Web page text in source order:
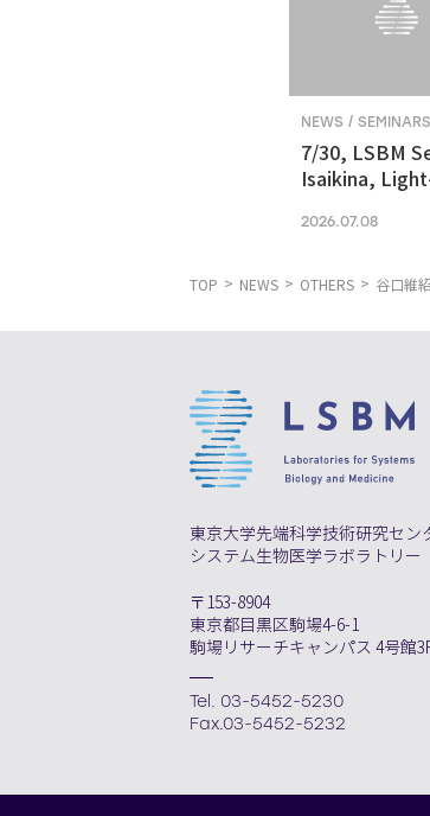
NEWS / SEMINARS
7/30, LSBM
Isaikina,
Optogenetics
2026.07.08
TOP NEWS OTHERS 谷口維
東京大学先端科学技術研究セン
システム生物医学ラボラトリー
〒153-8904
東京都目黒区駒場4-6-1
駒場リサーチキャンパス 4号館
Tel. 03-5452-5230
Fax.03-5452-5232